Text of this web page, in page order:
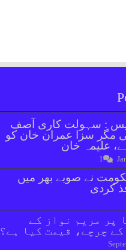
کیس : سہولت کاری آصف
مگر سزا عمران خان کو
علیمہ خان
1
نے صوبے بھر میں
پر مریم نواز کے
چرچے، قیمت کیا ہے؟